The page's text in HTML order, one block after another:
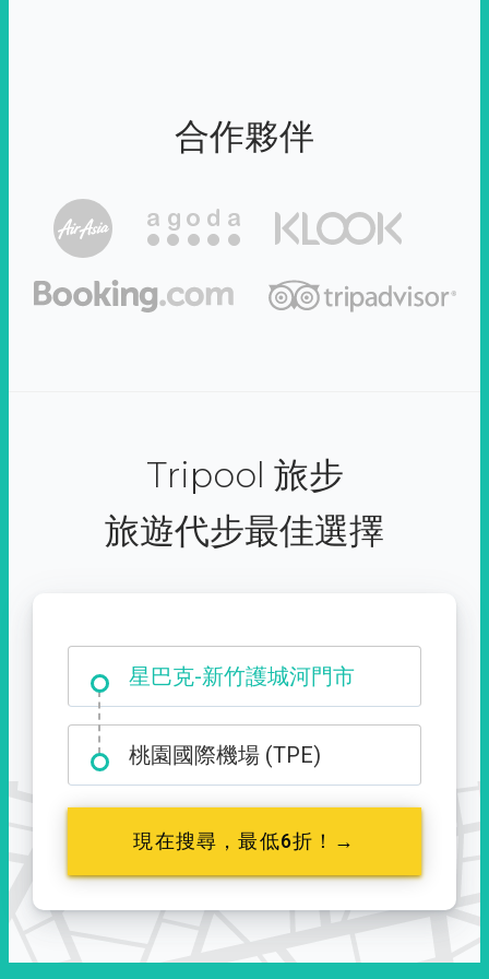
合作夥伴
Tripool 旅步
旅遊代步最佳選擇
星巴克-新竹護城河門市
大霸尖山登山口
桃園國際機場 (TPE)
現在搜尋，最低6折！→